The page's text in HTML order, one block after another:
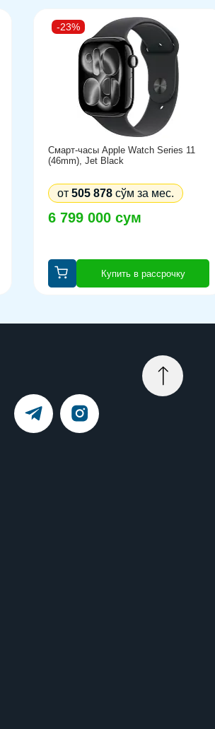
-23%
Смарт-часы Apple Watch Series 11
(46mm), Jet Black
6 799 000 сум
от 505 878 сўм за мес.
Купить в рассрочку